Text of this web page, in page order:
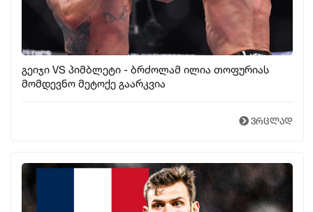
გეიჯი VS პიმბლეტი - ბრძოლამ ილია თოფურიას
მომდევნო მეტოქე გაარკვია
ვრცლად